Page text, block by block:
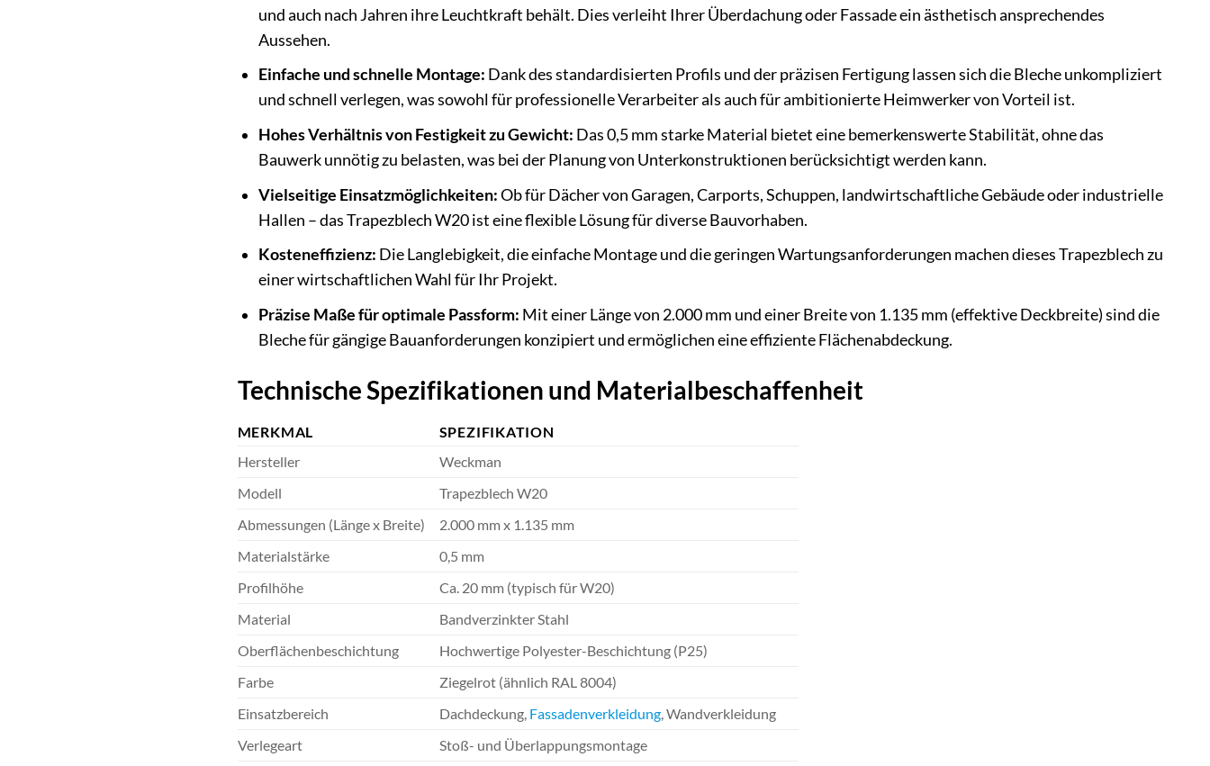
und auch nach Jahren ihre Leuchtkraft behält. Dies verleiht Ihrer Überdachung oder Fassade ein ästhetisch ansprechendes
Aussehen.
Einfache und schnelle Montage: Dank des standardisierten Profils und der präzisen Fertigung lassen sich die Bleche unkompliziert
und schnell verlegen, was sowohl für professionelle Verarbeiter als auch für ambitionierte Heimwerker von Vorteil ist.
Hohes Verhältnis von Festigkeit zu Gewicht: Das 0,5 mm starke Material bietet eine bemerkenswerte Stabilität, ohne das
Bauwerk unnötig zu belasten, was bei der Planung von Unterkonstruktionen berücksichtigt werden kann.
Vielseitige Einsatzmöglichkeiten:Ob für Dächer von Garagen, Carports, Schuppen, landwirtschaftliche Gebäude oder industrielle
Hallen – das Trapezblech W20 ist eine flexible Lösung für diverse Bauvorhaben.
Kosteneffizienz: Die Langlebigkeit, die einfache Montage und die geringen Wartungsanforderungen machen dieses Trapezblech zu
einer wirtschaftlichen Wahl für Ihr Projekt.
Präzise Maße für optimale Passform: Mit einer Länge von 2.000 mm und einer Breite von 1.135 mm (effektive Deckbreite) sind die
Bleche für gängige Bauanforderungen konzipiert und ermöglichen eine effiziente Flächenabdeckung.
Technische Spezifikationen und Materialbeschaffenheit
MERKMAL
SPEZIFIKATION
Hersteller
Weckman
Modell
Trapezblech W20
Abmessungen (Länge x Breite)
2.000 mm x 1.135 mm
Materialstärke
0,5 mm
Profilhöhe
Ca. 20 mm (typisch für W20)
Material
Bandverzinkter Stahl
Oberflächenbeschichtung
Hochwertige Polyester-Beschichtung (P25)
Farbe
Ziegelrot (ähnlich RAL 8004)
Einsatzbereich
Dachdeckung, Fassadenverkleidung, Wandverkleidung
Verlegeart
Stoß- und Überlappungsmontage